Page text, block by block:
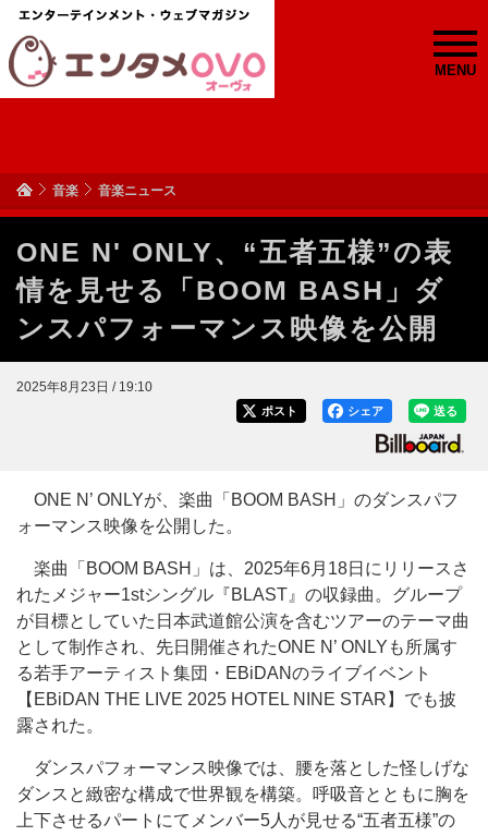
MENU
音楽 音楽ニュース
ONE N' ONLY、“五者五様”の表
情を見せる「BOOM BASH」ダ
ンスパフォーマンス映像を公開
2025年8月23日 / 19:10
送る
シェア
ポスト
ONE N’ ONLYが、楽曲「BOOM BASH」のダンスパフ
ォーマンス映像を公開した。
楽曲「BOOM BASH」は、2025年6月18日にリリースさ
れたメジャー1stシングル『BLAST』の収録曲。グループ
が目標としていた日本武道館公演を含むツアーのテーマ曲
として制作され、先日開催されたONE N’ ONLYも所属す
る若手アーティスト集団・EBiDANのライブイベント
【EBiDAN THE LIVE 2025 HOTEL NINE STAR】でも披
露された。
ダンスパフォーマンス映像では、腰を落とした怪しげな
ダンスと緻密な構成で世界観を構築。呼吸音とともに胸を
上下させるパートにてメンバー5人が見せる“五者五様”の